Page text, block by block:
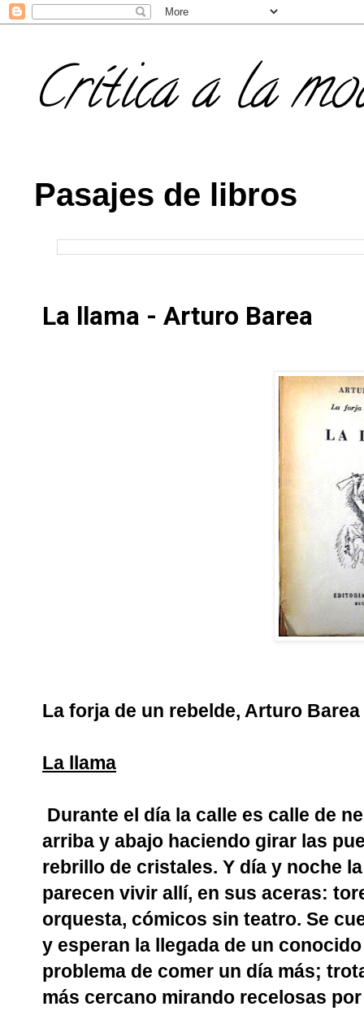
Crítica a la
Pasajes de libros
La llama - Arturo Barea
La forja de un rebelde, Arturo Barea
La llama
Durante el día la calle es calle de
arriba y abajo haciendo girar las
rebrillo de cristales. Y día y noche
parecen vivir allí, en sus aceras:
orquesta, cómicos sin teatro. Se
y esperan la llegada de un
problema de comer un día más;
más cercano mirando recelosas